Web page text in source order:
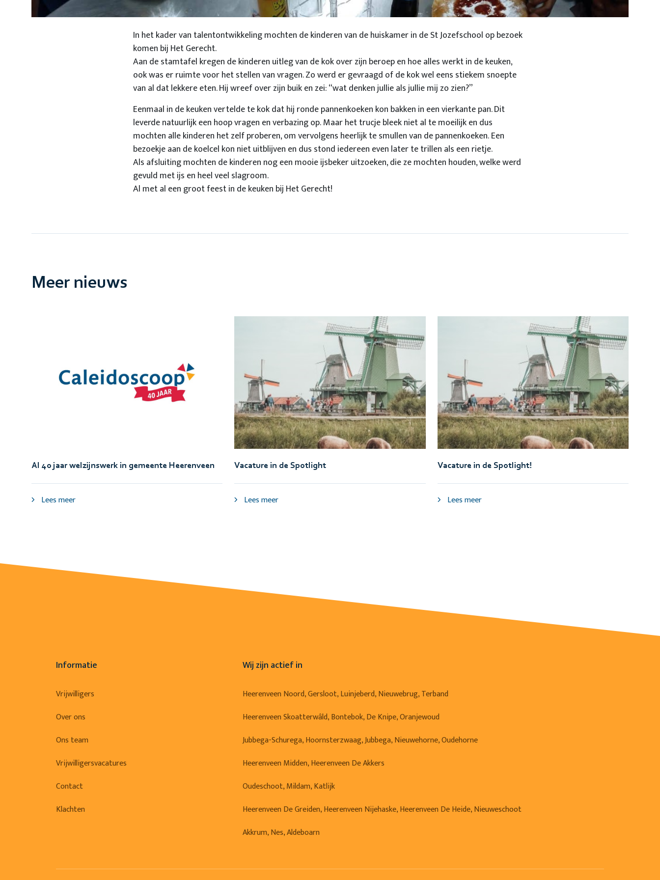
In het kader van talentontwikkeling mochten de kinderen van de huiskamer in de St Jozefschool op bezoek
komen bij Het Gerecht.
Aan de stamtafel kregen de kinderen uitleg van de kok over zijn beroep en hoe alles werkt in de keuken,
ook was er ruimte voor het stellen van vragen. Zo werd er gevraagd of de kok wel eens stiekem snoepte
van al dat lekkere eten. Hij wreef over zijn buik en zei: “wat denken jullie als jullie mij zo zien?”
Eenmaal in de keuken vertelde te kok dat hij ronde pannenkoeken kon bakken in een vierkante pan. Dit
leverde natuurlijk een hoop vragen en verbazing op. Maar het trucje bleek niet al te moeilijk en dus
mochten alle kinderen het zelf proberen, om vervolgens heerlijk te smullen van de pannenkoeken. Een
bezoekje aan de koelcel kon niet uitblijven en dus stond iedereen even later te trillen als een rietje.
Als afsluiting mochten de kinderen nog een mooie ijsbeker uitzoeken, die ze mochten houden, welke werd
gevuld met ijs en heel veel slagroom.
Al met al een groot feest in de keuken bij Het Gerecht!
Meer nieuws
Al 40 jaar welzijnswerk in gemeente Heerenveen
Lees meer
Vacature in de Spotlight
Lees meer
Vacature in de Spotlight!
Lees meer
Informatie
Vrijwilligers
Over ons
Ons team
Vrijwilligersvacatures
Contact
Klachten
Wij zijn actief in
Heerenveen Noord, Gersloot, Luinjeberd, Nieuwebrug, Terband
Heerenveen Skoatterwâld, Bontebok, De Knipe, Oranjewoud
Jubbega-Schurega, Hoornsterzwaag, Jubbega, Nieuwehorne, Oudehorne
Heerenveen Midden, Heerenveen De Akkers
Oudeschoot, Mildam, Katlijk
Heerenveen De Greiden, Heerenveen Nijehaske, Heerenveen De Heide, Nieuweschoot
Akkrum, Nes, Aldeboarn